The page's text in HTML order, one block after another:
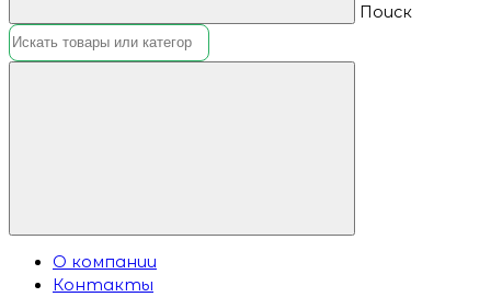
Поиск
О компании
Контакты